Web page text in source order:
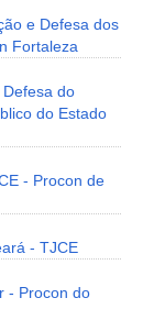
e Defesa dos
Fortaleza
do
do Estado
- Procon de
- TJCE
- Procon do